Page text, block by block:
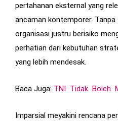
pertahanan eksternal yang
ancaman kontemporer.
organisasi justru berisiko
perhatian dari kebutuhan
yang lebih mendesak.
Baca Juga: TNI Tidak Boleh
Imparsial meyakini rencana